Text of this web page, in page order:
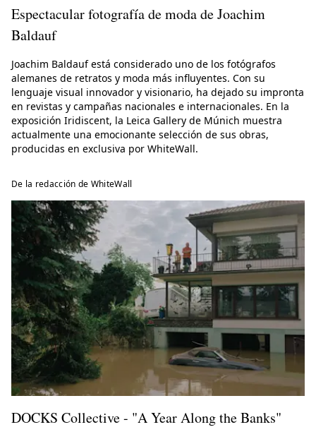
Espectacular fotografía de moda de Joachim
Baldauf
Joachim Baldauf está considerado uno de los fotógrafos
alemanes de retratos y moda más influyentes. Con su
lenguaje visual innovador y visionario, ha dejado su impronta
en revistas y campañas nacionales e internacionales. En la
exposición Iridiscent, la Leica Gallery de Múnich muestra
actualmente una emocionante selección de sus obras,
producidas en exclusiva por WhiteWall.
De la redacción de WhiteWall
DOCKS Collective - "A Year Along the Banks"